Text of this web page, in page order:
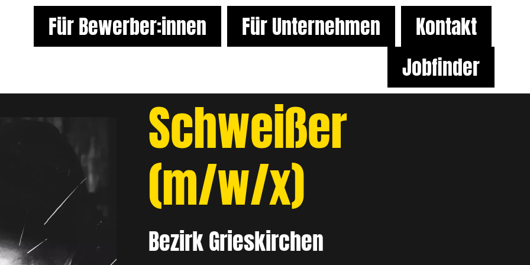
Für Bewerber:innen Für Unternehmen
Kontakt
Jobfinder
Schweißer
(m/w/x)
Bezirk Grieskirchen